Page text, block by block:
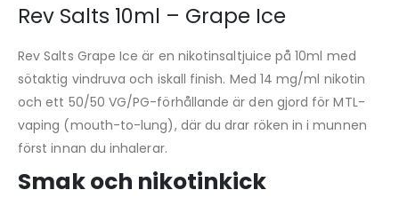
Rev Salts 10ml – Grape Ice
Rev Salts Grape Ice är en nikotinsaltjuice på 10ml med
sötaktig vindruva och iskall finish. Med 14 mg/ml nikotin
och ett 50/50 VG/PG-förhållande är den gjord för MTL-
vaping (mouth-to-lung), där du drar röken in i munnen
först innan du inhalerar.
Smak och nikotinkick